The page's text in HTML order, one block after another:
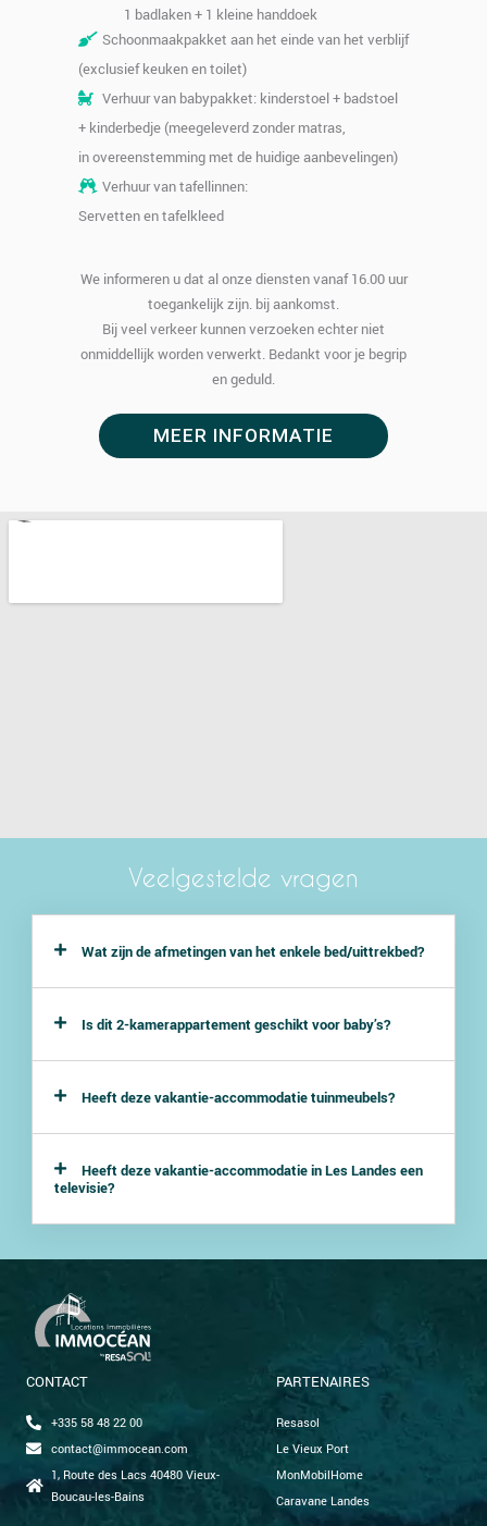
1 badlaken + 1 kleine handdoek
Schoonmaakpakket aan het einde van het verblijf
(exclusief keuken en toilet)
Verhuur van babypakket: kinderstoel + badstoel
+ kinderbedje (meegeleverd zonder matras,
in overeenstemming met de huidige aanbevelingen)
Verhuur van tafellinnen:
Servetten en tafelkleed
We informeren u dat al onze diensten vanaf 16.00 uur
toegankelijk zijn. bij aankomst.
Bij veel verkeer kunnen verzoeken echter niet
onmiddellijk worden verwerkt. Bedankt voor je begrip
en geduld.
MEER INFORMATIE
Veelgestelde vragen
Wat zijn de afmetingen van het enkele bed/uittrekbed?
Is dit 2-kamerappartement geschikt voor baby’s?
Heeft deze vakantie-accommodatie tuinmeubels?
Heeft deze vakantie-accommodatie in Les Landes een
televisie?
CONTACT
+335 58 48 22 00
contact@immocean.com
1, Route des Lacs 40480 Vieux-
Boucau-les-Bains
PARTENAIRES
Resasol
Le Vieux Port
MonMobilHome
Caravane Landes